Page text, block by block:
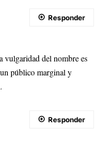
vulgaridad del nombre es
público marginal y
Responder
Responder